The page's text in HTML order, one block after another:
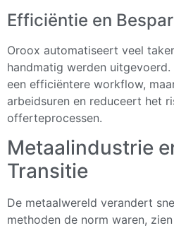
Efficiëntie en
Oroox automatiseert veel
handmatig werden
een efficiëntere workflow,
arbeidsuren en reduceert het
offerteprocessen.
Metaalindustrie
Transitie
De metaalwereld verandert
methoden de norm waren,